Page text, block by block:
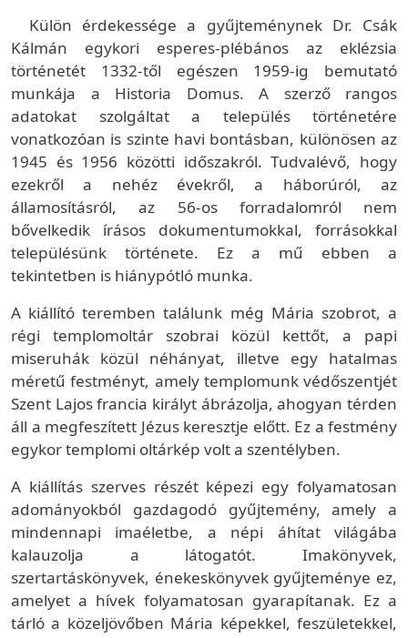
Külön érdekessége a gyűjteménynek Dr. Csák
Kálmán egykori esperes-plébános az eklézsia
történetét 1332-től egészen 1959-ig bemutató
munkája a Historia Domus. A szerző rangos
adatokat szolgáltat a település történetére
vonatkozóan is szinte havi bontásban, különösen az
1945 és 1956 közötti időszakról. Tudvalévő, hogy
ezekről a nehéz évekről, a háborúról, az
államosításról, az 56-os forradalomról nem
bővelkedik írásos dokumentumokkal, forrásokkal
településünk története. Ez a mű ebben a
tekintetben is hiánypótló munka.
A kiállító teremben találunk még Mária szobrot, a
régi templomoltár szobrai közül kettőt, a papi
miseruhák közül néhányat, illetve egy hatalmas
méretű festményt, amely templomunk védőszentjét
Szent Lajos francia királyt ábrázolja, ahogyan térden
áll a megfeszített Jézus keresztje előtt. Ez a festmény
egykor templomi oltárkép volt a szentélyben.
A kiállítás szerves részét képezi egy folyamatosan
adományokból gazdagodó gyűjtemény, amely a
mindennapi imaéletbe, a népi áhítat világába
kalauzolja a látogatót. Imakönyvek,
szertartáskönyvek, énekeskönyvek gyűjteménye ez,
amelyet a hívek folyamatosan gyarapítanak. Ez a
tárló a közeljövőben Mária képekkel, feszületekkel,